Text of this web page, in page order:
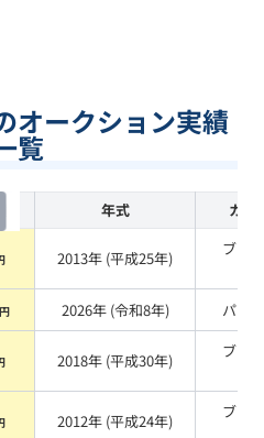
オークション実績
覧
年式 カラ
2013年 (平成25年)
ブラ
2026年 (令和8年) パール
2018年 (平成30年)
ブラ
2012年 (平成24年)
ブラ